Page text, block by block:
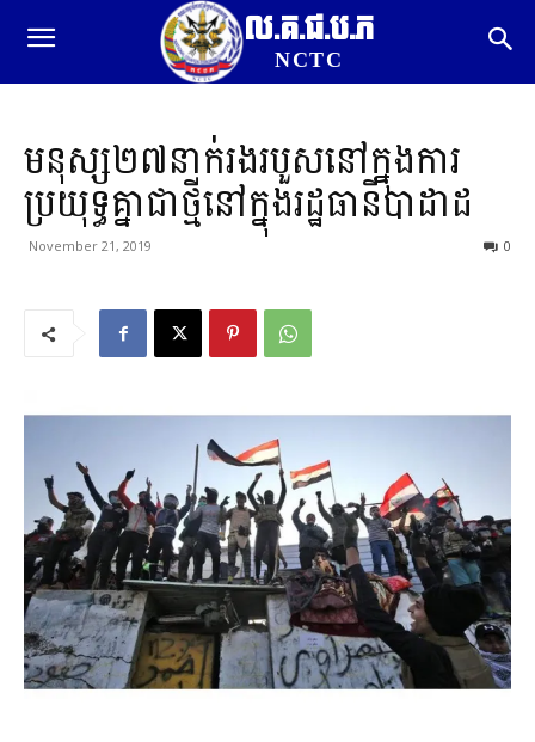
ល.គ.ជ.ប.ភ
NCTC
មនុស្ស២៧នាក់រងរបួសនៅក្នុងការ
ប្រយុទ្ធគ្នាជាថ្មីនៅក្នុងរដ្ឋធានីបាដាដ
November 21, 2019 0